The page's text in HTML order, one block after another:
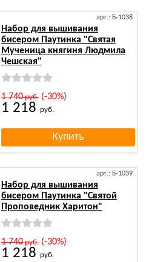
арт.: Б-1038
Набор для вышивания
бисером Паутинка "Святая
Мученица княгиня Людмила
Чешская"
1 740руб.(-30%)
1 218 руб.
арт.: Б-1039
Набор для вышивания
бисером Паутинка "Святой
Проповедник Харитон"
1 740руб.(-30%)
1 218 руб.